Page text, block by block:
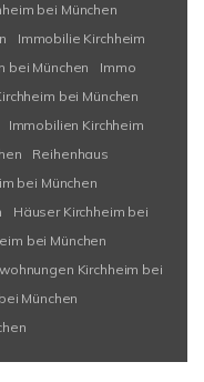
bei München
Immobilie Kirchheim
bei München
Immo
bei München
Immobilien Kirchheim
Reihenhaus
bei München
Häuser Kirchheim bei
bei München
Kirchheim bei
München